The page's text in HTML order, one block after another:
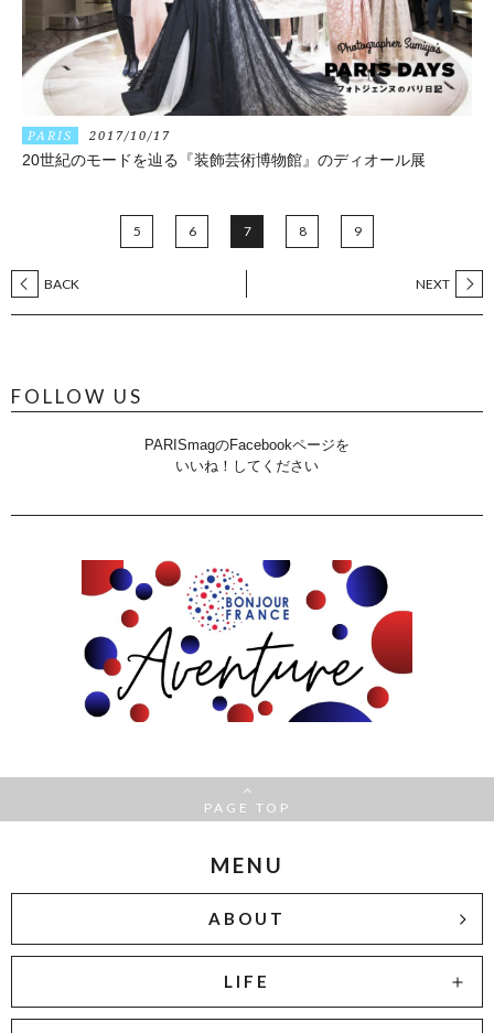
PARIS 2017/10/17
20世紀のモードを辿る『装飾芸術博物館』のディオール展
BACK
5 6 7 8 9
NEXT
FOLLOW US
PARISmagのFacebookページを
いいね！してください
PAGE TOP
MENU
ABOUT
LIFE